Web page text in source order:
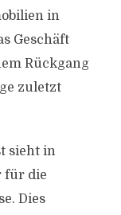
in
Geschäft
Rückgang
zuletzt
sieht in
für die
Dies